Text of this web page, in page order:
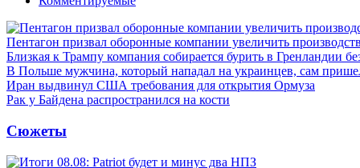
Пентагон призвал оборонные компании увеличить
Близкая к Трампу компания собирается бурить в Гренландии
В Польше мужчина, который нападал на украинцев, сам
Иран выдвинул США требования для открытия Ормуза
Рак у Байдена распространился на кости
Сюжеты